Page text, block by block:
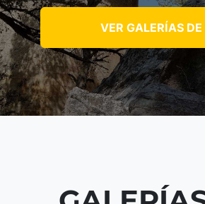
VER GALERÍAS DE